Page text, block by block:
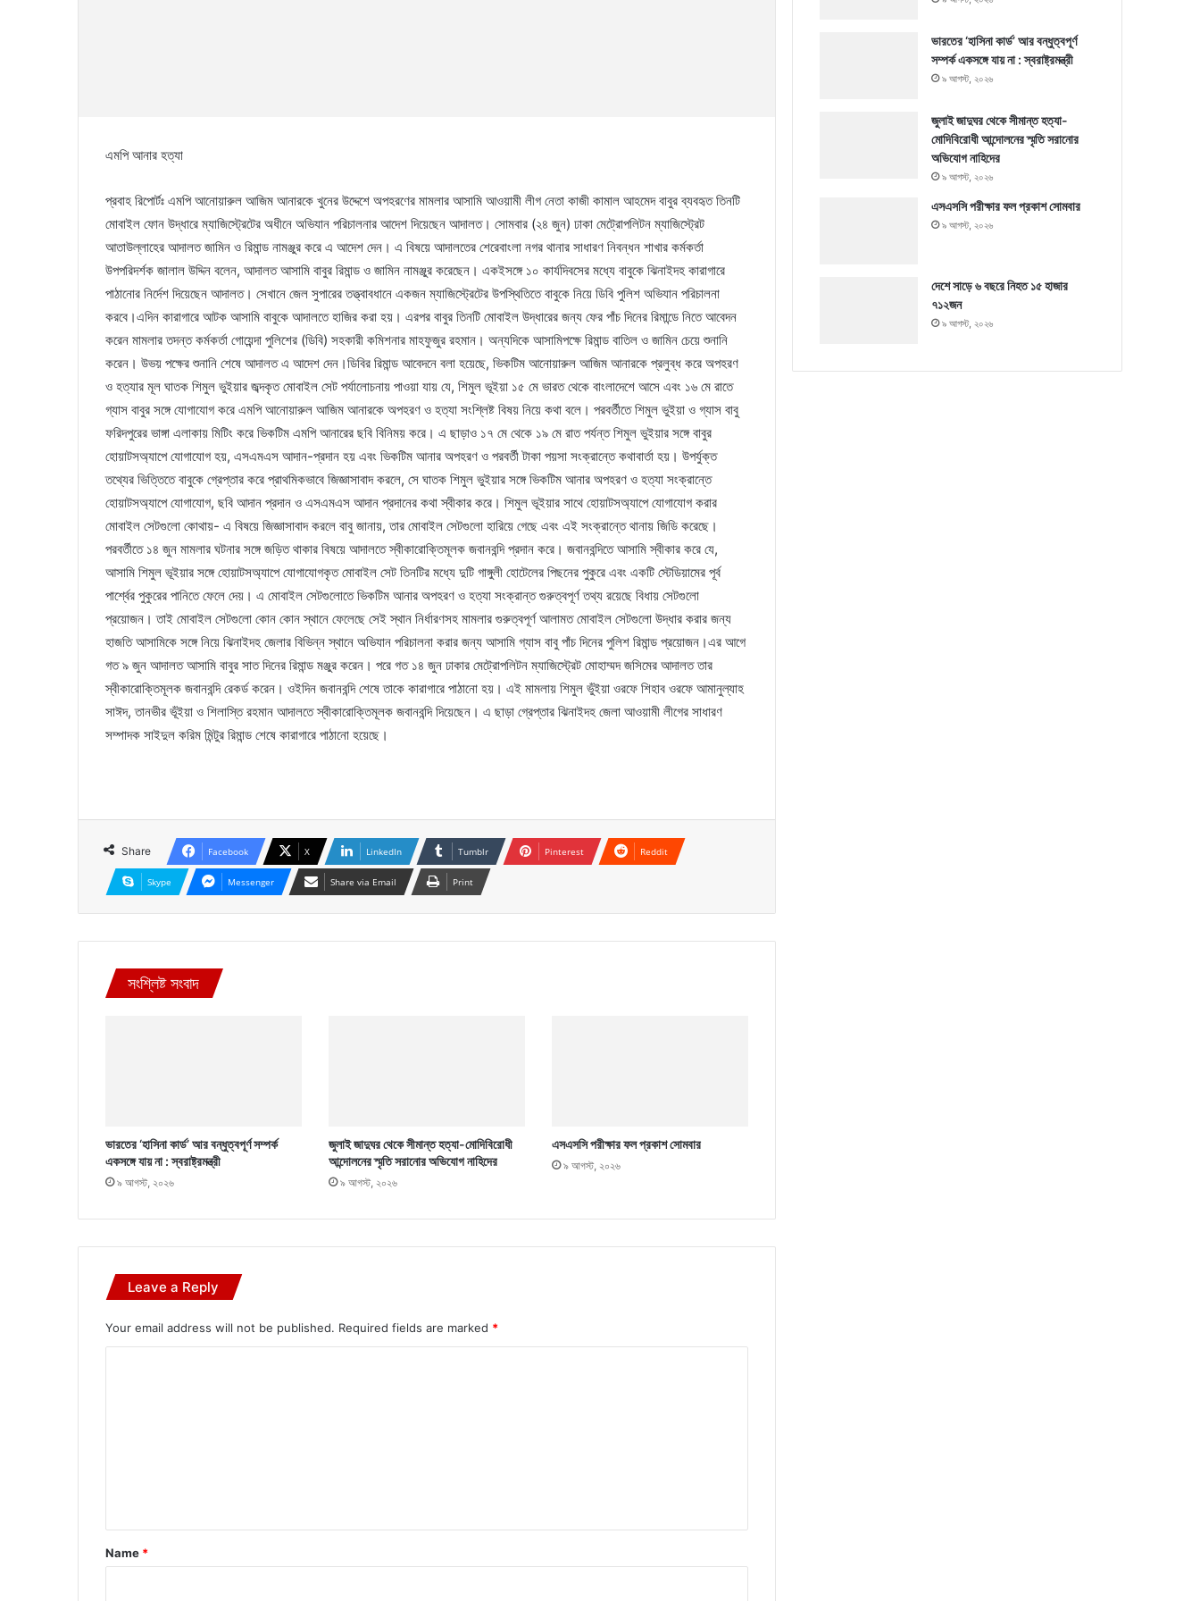
এমপি আনার হত্যা
প্রবাহ রিপোর্টঃ এমপি আনোয়ারুল আজিম আনারকে খুনের উদ্দেশে অপহরণের মামলার আসামি আওয়ামী লীগ নেতা কাজী কামাল আহমেদ বাবুর ব্যবহৃত তিনটি
মোবাইল ফোন উদ্ধারে ম্যাজিস্ট্রেটের অধীনে অভিযান পরিচালনার আদেশ দিয়েছেন আদালত। সোমবার (২৪ জুন) ঢাকা মেট্রোপলিটন ম্যাজিস্ট্রেট
আতাউল্লাহের আদালত জামিন ও রিমান্ড নামঞ্জুর করে এ আদেশ দেন। এ বিষয়ে আদালতের শেরেবাংলা নগর থানার সাধারণ নিবন্ধন শাখার কর্মকর্তা
উপপরিদর্শক জালাল উদ্দিন বলেন, আদালত আসামি বাবুর রিমান্ড ও জামিন নামঞ্জুর করেছেন। একইসঙ্গে ১০ কার্যদিবসের মধ্যে বাবুকে ঝিনাইদহ কারাগারে
পাঠানোর নির্দেশ দিয়েছেন আদালত। সেখানে জেল সুপারের তত্ত্বাবধানে একজন ম্যাজিস্ট্রেটের উপস্থিতিতে বাবুকে নিয়ে ডিবি পুলিশ অভিযান পরিচালনা
করবে।এদিন কারাগারে আটক আসামি বাবুকে আদালতে হাজির করা হয়। এরপর বাবুর তিনটি মোবাইল উদ্ধারের জন্য ফের পাঁচ দিনের রিমান্ডে নিতে আবেদন
করেন মামলার তদন্ত কর্মকর্তা গোয়েন্দা পুলিশের (ডিবি) সহকারী কমিশনার মাহফুজুর রহমান। অন্যদিকে আসামিপক্ষে রিমান্ড বাতিল ও জামিন চেয়ে শুনানি
করেন। উভয় পক্ষের শুনানি শেষে আদালত এ আদেশ দেন।ডিবির রিমান্ড আবেদনে বলা হয়েছে, ভিকটিম আনোয়ারুল আজিম আনারকে প্রলুব্ধ করে অপহরণ
ও হত্যার মূল ঘাতক শিমুল ভুইয়ার জব্দকৃত মোবাইল সেট পর্যালোচনায় পাওয়া যায় যে, শিমুল ভূইয়া ১৫ মে ভারত থেকে বাংলাদেশে আসে এবং ১৬ মে রাতে
গ্যাস বাবুর সঙ্গে যোগাযোগ করে এমপি আনোয়ারুল আজিম আনারকে অপহরণ ও হত্যা সংশ্লিষ্ট বিষয় নিয়ে কথা বলে। পরবর্তীতে শিমুল ভুইয়া ও গ্যাস বাবু
ফরিদপুরের ভাঙ্গা এলাকায় মিটিং করে ভিকটিম এমপি আনারের ছবি বিনিময় করে। এ ছাড়াও ১৭ মে থেকে ১৯ মে রাত পর্যন্ত শিমুল ভুইয়ার সঙ্গে বাবুর
হোয়াটসঅ্যাপে যোগাযোগ হয়, এসএমএস আদান-প্রদান হয় এবং ভিকটিম আনার অপহরণ ও পরবর্তী টাকা পয়সা সংক্রান্তে কথাবার্তা হয়। উপর্যুক্ত
তথ্যের ভিত্তিতে বাবুকে গ্রেপ্তার করে প্রাথমিকভাবে জিজ্ঞাসাবাদ করলে, সে ঘাতক শিমুল ভুইয়ার সঙ্গে ভিকটিম আনার অপহরণ ও হত্যা সংক্রান্তে
হোয়াটসঅ্যাপে যোগাযোগ, ছবি আদান প্রদান ও এসএমএস আদান প্রদানের কথা স্বীকার করে। শিমুল ভূইয়ার সাথে হোয়াটসঅ্যাপে যোগাযোগ করার
মোবাইল সেটগুলো কোথায়- এ বিষয়ে জিজ্ঞাসাবাদ করলে বাবু জানায়, তার মোবাইল সেটগুলো হারিয়ে গেছে এবং এই সংক্রান্তে থানায় জিডি করেছে।
পরবর্তীতে ১৪ জুন মামলার ঘটনার সঙ্গে জড়িত থাকার বিষয়ে আদালতে স্বীকারোক্তিমূলক জবানবন্দি প্রদান করে। জবানবন্দিতে আসামি স্বীকার করে যে,
আসামি শিমুল ভূইয়ার সঙ্গে হোয়াটসঅ্যাপে যোগাযোগকৃত মোবাইল সেট তিনটির মধ্যে দুটি গাঙ্গুলী হোটেলের পিছনের পুকুরে এবং একটি স্টেডিয়ামের পূর্ব
পার্শ্বের পুকুরের পানিতে ফেলে দেয়। এ মোবাইল সেটগুলোতে ভিকটিম আনার অপহরণ ও হত্যা সংক্রান্ত গুরুত্বপূর্ণ তথ্য রয়েছে বিধায় সেটগুলো
প্রয়োজন। তাই মোবাইল সেটগুলো কোন কোন স্থানে ফেলেছে সেই স্থান নির্ধারণসহ মামলার গুরুত্বপূর্ণ আলামত মোবাইল সেটগুলো উদ্ধার করার জন্য
হাজতি আসামিকে সঙ্গে নিয়ে ঝিনাইদহ জেলার বিভিন্ন স্থানে অভিযান পরিচালনা করার জন্য আসামি গ্যাস বাবু পাঁচ দিনের পুলিশ রিমান্ড প্রয়োজন।এর আগে
গত ৯ জুন আদালত আসামি বাবুর সাত দিনের রিমান্ড মঞ্জুর করেন। পরে গত ১৪ জুন ঢাকার মেট্রোপলিটন ম্যাজিস্ট্রেট মোহাম্মদ জসিমের আদালত তার
স্বীকারোক্তিমূলক জবানবন্দি রেকর্ড করেন। ওইদিন জবানবন্দি শেষে তাকে কারাগারে পাঠানো হয়। এই মামলায় শিমুল ভুঁইয়া ওরফে শিহাব ওরফে আমানুল্যাহ
সাঈদ, তানভীর ভূঁইয়া ও শিলাস্তি রহমান আদালতে স্বীকারোক্তিমূলক জবানবন্দি দিয়েছেন। এ ছাড়া গ্রেপ্তার ঝিনাইদহ জেলা আওয়ামী লীগের সাধারণ
সম্পাদক সাইদুল করিম মিন্টুর রিমান্ড শেষে কারাগারে পাঠানো হয়েছে।
Share Facebook X LinkedIn Tumblr Pinterest Reddit
Skype Messenger Share via Email Print
সংশ্লিষ্ট সংবাদ
ভারতের ‘হাসিনা কার্ড’ আর বন্ধুত্বপূর্ণ সম্পর্ক
একসঙ্গে যায় না : স্বরাষ্ট্রমন্ত্রী
৯ আগস্ট, ২০২৬
জুলাই জাদুঘর থেকে সীমান্ত হত্যা-মোদিবিরোধী
আন্দোলনের স্মৃতি সরানোর অভিযোগ নাহিদের
৯ আগস্ট, ২০২৬
এসএসসি পরীক্ষার ফল প্রকাশ সোমবার
৯ আগস্ট, ২০২৬
Leave a Reply
Your email address will not be published. Required fields are marked *
*
Name *
ভারতের ‘হাসিনা কার্ড’ আর বন্ধুত্বপূর্ণ
সম্পর্ক একসঙ্গে যায় না : স্বরাষ্ট্রমন্ত্রী
৯ আগস্ট, ২০২৬
জুলাই জাদুঘর থেকে সীমান্ত হত্যা-
মোদিবিরোধী আন্দোলনের স্মৃতি সরানোর
অভিযোগ নাহিদের
৯ আগস্ট, ২০২৬
এসএসসি পরীক্ষার ফল প্রকাশ সোমবার
৯ আগস্ট, ২০২৬
দেশে সাড়ে ৬ বছরে নিহত ১৫ হাজার
৭১২জন
৯ আগস্ট, ২০২৬